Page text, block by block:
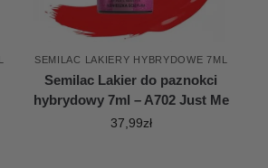
SEMILAC LAKIERY HYBRYDOWE 7ML
Semilac Lakier do paznokci
hybrydowy 7ml – A702 Just Me
37,99zł